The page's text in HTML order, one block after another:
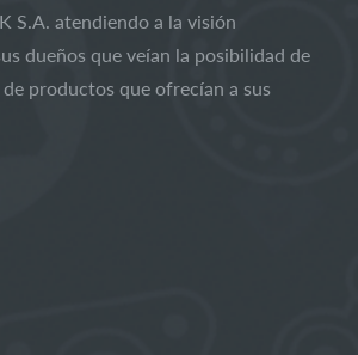
S.A. atendiendo a la visión
dueños que veían la posibilidad de
productos que ofrecían a sus